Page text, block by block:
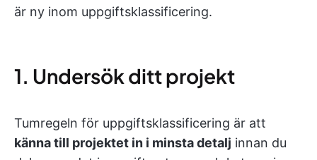
är ny inom uppgiftsklassificering.
1. Undersök ditt projekt
Tumregeln för uppgiftsklassificering är att
känna till projektet in i minsta detalj innan du